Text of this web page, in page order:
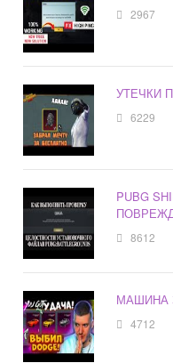
2967
УТЕЧКИ
6229
PUBG
8612
МАШИНА
4712